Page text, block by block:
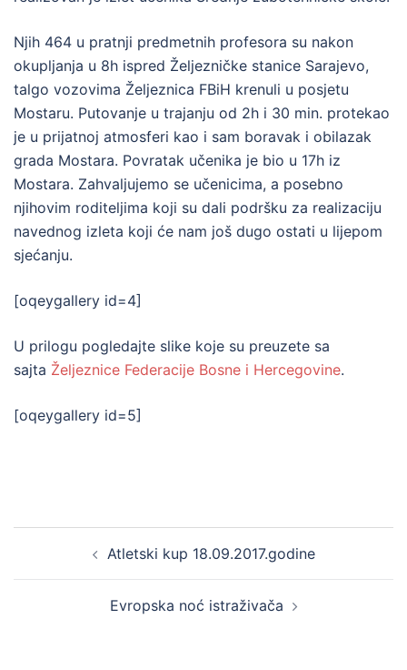
Njih 464 u pratnji predmetnih profesora su nakon
okupljanja u 8h ispred Željezničke stanice Sarajevo,
talgo vozovima Željeznica FBiH krenuli u posjetu
Mostaru. Putovanje u trajanju od 2h i 30 min. protekao
je u prijatnoj atmosferi kao i sam boravak i obilazak
grada Mostara. Povratak učenika je bio u 17h iz
Mostara. Zahvaljujemo se učenicima, a posebno
njihovim roditeljima koji su dali podršku za realizaciju
navednog izleta koji će nam još dugo ostati u lijepom
sjećanju.
[oqeygallery id=4]
U prilogu pogledajte slike koje su preuzete sa
sajta Željeznice Federacije Bosne i Hercegovine.
[oqeygallery id=5]
navigationAtletski kup 18.09.2017.godine
Evropska noć istraživača